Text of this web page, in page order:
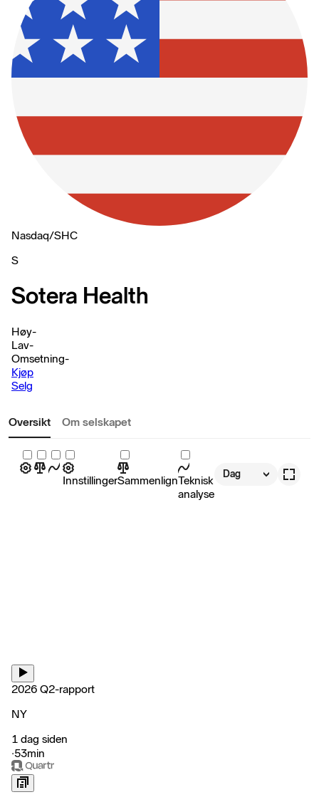
Nasdaq/SHC
S
Sotera Health
Høy-
Lav-
Omsetning-
Kjøp
Selg
Oversikt Om selskapet
InnstillingerSammenlignTeknisk
analyse
Dag
2026 Q2-rapport
NY
1 dag siden
‧53min